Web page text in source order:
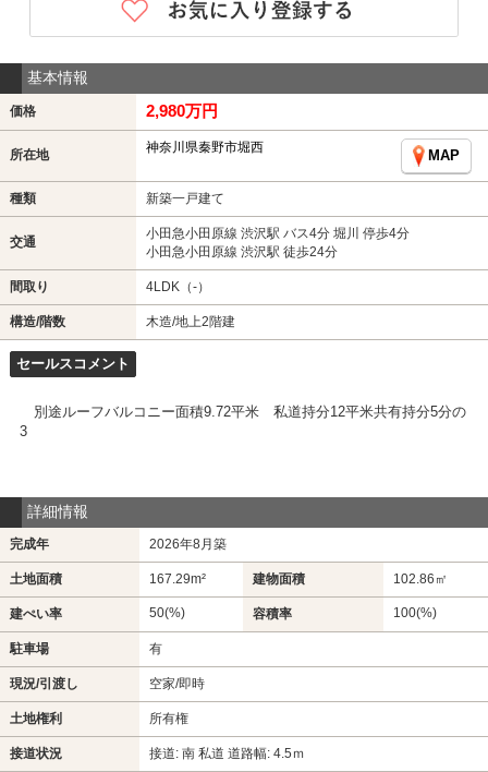
基本情報
価格 2,980万円
所在地 神奈川県秦野市堀西
MAP
種類 新築一戸建て
交通
小田急小田原線 渋沢駅 バス4分 堀川 停歩4分
小田急小田原線 渋沢駅 徒歩24分
間取り 4LDK（-）
構造/階数 木造/地上2階建
セールスコメント
別途ルーフバルコニー面積9.72平米 私道持分12平米共有持分5分の
3
詳細情報
完成年 2026年8月築
土地面積 167.29m² 建物面積 102.86㎡
建ぺい率 50(%) 容積率 100(%)
駐車場 有
現況/引渡し 空家/即時
土地権利 所有権
接道状況 接道: 南 私道 道路幅: 4.5ｍ